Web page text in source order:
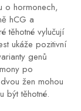
o hormonech,
hCG a
těhotné vylučují
ukáže pozitivní
genů
po
žen mohou
být těhotné.